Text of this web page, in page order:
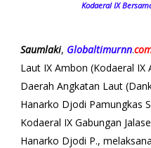
Kodaeral IX
Saumlaki, Globaltimurnn.
Laut IX Ambon (Kodaeral
Daerah Angkatan Laut
Hanarko Djodi Pamungkas
Kodaeral IX Gabungan
Hanarko Djodi P.,